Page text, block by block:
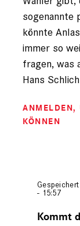
sogenannte
könnte
immer so
fragen, was
Hans
ANMELDEN,
KÖNNEN
- 15:57
auf
Kommt